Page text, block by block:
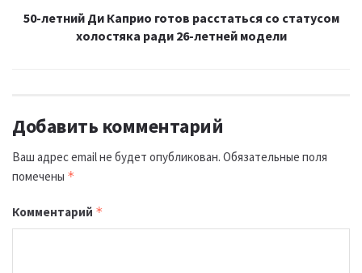
50-летний Ди Каприо готов расстаться со статусом
холостяка ради 26-летней модели
Добавить комментарий
Ваш адрес email не будет опубликован. Обязательные поля
помечены *
Комментарий *